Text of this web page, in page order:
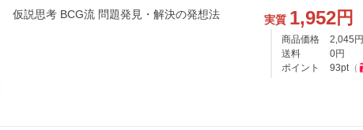
仮説思考 BCG流 問題発見・解決の発想法 実質 1,952円
商品価格 2,045 円
送料
0円
ポイント
93pt（